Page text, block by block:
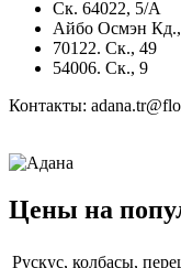
Ск. 64022, 5/A
Айбо Осмэн
70122. Ск., 49
54006. Ск., 9
Контакты:
Цены на
Рускус, колбасы,